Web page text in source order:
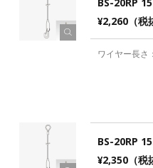
¥2,260（税
ワイヤー長さ
BS-20RP
¥2,350（税